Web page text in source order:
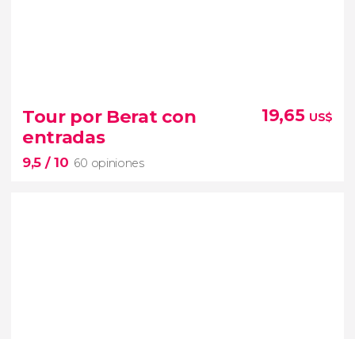
117 opiniones
free tour por Gjirokastra
calles empedradas
Tour por Berat con
entradas
9,5 / 10 60 opiniones
19,65 US$